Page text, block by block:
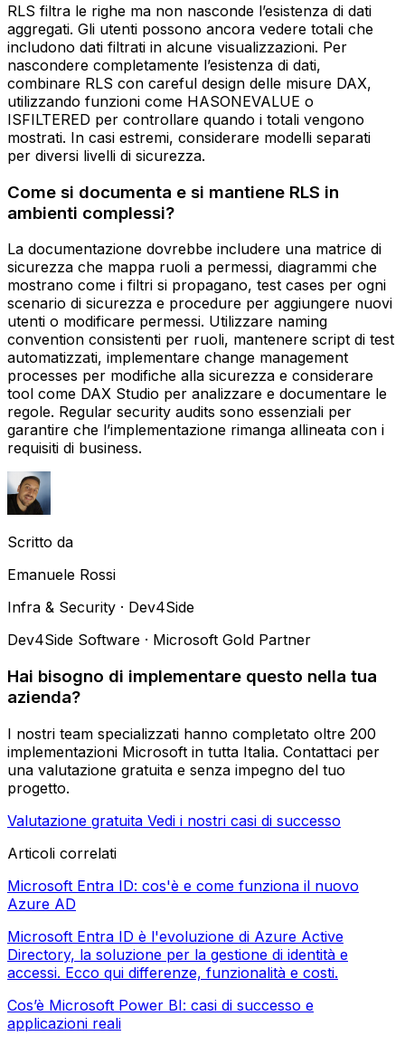
RLS filtra le righe ma non nasconde l’esistenza di dati
aggregati. Gli utenti possono ancora vedere totali che
includono dati filtrati in alcune visualizzazioni. Per
nascondere completamente l’esistenza di dati,
combinare RLS con careful design delle misure DAX,
utilizzando funzioni come HASONEVALUE o
ISFILTERED per controllare quando i totali vengono
mostrati. In casi estremi, considerare modelli separati
per diversi livelli di sicurezza.
Come si documenta e si mantiene RLS in
ambienti complessi?
La documentazione dovrebbe includere una matrice di
sicurezza che mappa ruoli a permessi, diagrammi che
mostrano come i filtri si propagano, test cases per ogni
scenario di sicurezza e procedure per aggiungere nuovi
utenti o modificare permessi. Utilizzare naming
convention consistenti per ruoli, mantenere script di test
automatizzati, implementare change management
processes per modifiche alla sicurezza e considerare
tool come DAX Studio per analizzare e documentare le
regole. Regular security audits sono essenziali per
garantire che l’implementazione rimanga allineata con i
requisiti di business.
Scritto da
Emanuele Rossi
Infra & Security · Dev4Side
Dev4Side Software · Microsoft Gold Partner
Hai bisogno di implementare questo nella tua
azienda?
I nostri team specializzati hanno completato oltre 200
implementazioni Microsoft in tutta Italia. Contattaci per
una valutazione gratuita e senza impegno del tuo
progetto.
Valutazione gratuita Vedi i nostri casi di successo
Articoli correlati
Microsoft Entra ID: cos'è e come funziona il nuovo
Azure AD
Microsoft Entra ID è l'evoluzione di Azure Active
Directory, la soluzione per la gestione di identità e
accessi. Ecco qui differenze, funzionalità e costi.
Cos’è Microsoft Power BI: casi di successo e
applicazioni reali